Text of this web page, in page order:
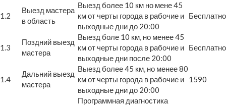
1.2
Выезд мастера
в область
Выезд более 10 км но мене 45
км от черты города в рабочие и
выходные дни до 20:00
Бесплатно
1.3
Поздний выезд
мастера
Выезд боле 10 км, но менее 45
км от черты города в рабочие и
выходные дни после 20:00
Бесплатно
1.4
Дальний выезд
мастера
Выезд более 45 км, но менее 80
км от черты города в рабочие и
выходные дни до 20:00
1590
Программная диагностика